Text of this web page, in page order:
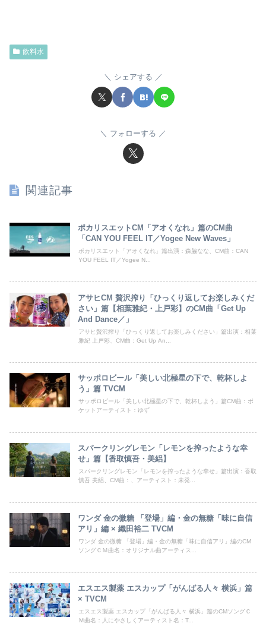
飲料水
シェアする
フォローする
関連記事
ポカリスエットCM「アオくなれ」篇のCM曲
「CAN YOU FEEL IT／Yogee New Waves」
ポカリスエット「アオくなれ」篇出演：森脇なな、CM曲：CAN
YOU FEEL IT／Yogee N...
アサヒCM 贅沢搾り「ひっくり返してお楽しみくだ
さい」篇【相葉雅紀・上戸彩】のCM曲「Get Up
And Dance／」
アサヒ贅沢搾り「ひっくり返してお楽しみください」篇出演：相葉
雅紀 上戸彩、CM曲：Get Up An...
サッポロビール「美しい北極星の下で、乾杯しよ
う」篇 TVCM
サッポロビール「美しい北極星の下で、乾杯しよう」篇CM曲：ポ
ケットアーティスト：ゆず
スパークリングレモン「レモンを搾ったような幸
せ」篇【香取慎吾・美絽】
スパークリングレモン「レモンを搾ったような幸せ」篇出演：香取
慎吾 美絽、CM曲：、アーティスト：未発...
ワンダ 金の微糖 「登場」編・金の無糖「味に自信
アリ」編 × 織田裕二 TVCM
ワンダ 金の微糖 「登場」編・金の無糖「味に自信アリ」編のCM
ソングＣＭ曲名：オリジナル曲アーティス...
エスエス製薬 エスカップ「がんばる人々 横浜」篇
× TVCM
エスエス製薬 エスカップ「がんばる人々 横浜」篇のCMソングＣ
Ｍ曲名：人にやさしくアーティスト名：T...